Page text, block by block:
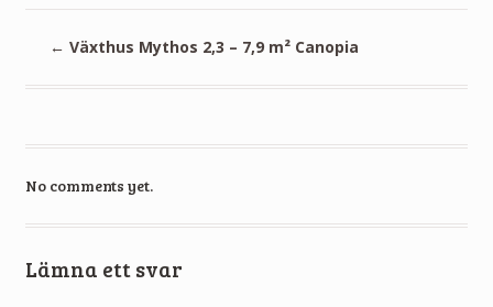
← Växthus Mythos 2,3 – 7,9 m² Canopia
No comments yet.
Lämna ett svar